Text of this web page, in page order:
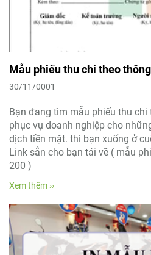
Mẫu phiếu thu chi theo
30/11/0001
Bạn đang tìm mẫu phiếu thu
phục vụ doanh nghiệp cho
dịch tiền mặt. thì bạn xuống ở
Link sẳn cho bạn tải về ( mẫu
200 )
Xem thêm ››